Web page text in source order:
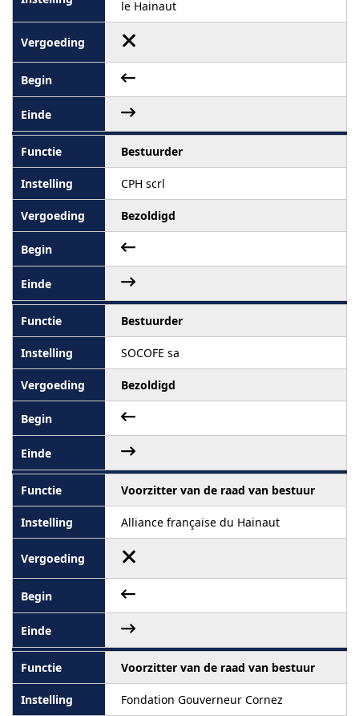
le Hainaut
Bestuurder
CPH scrl
Bezoldigd
Bestuurder
SOCOFE sa
Bezoldigd
Voorzitter van de raad van bestuur
Alliance française du Hainaut
Voorzitter van de raad van bestuur
Fondation Gouverneur Cornez